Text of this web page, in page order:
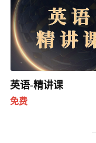
英语-精讲课
免费